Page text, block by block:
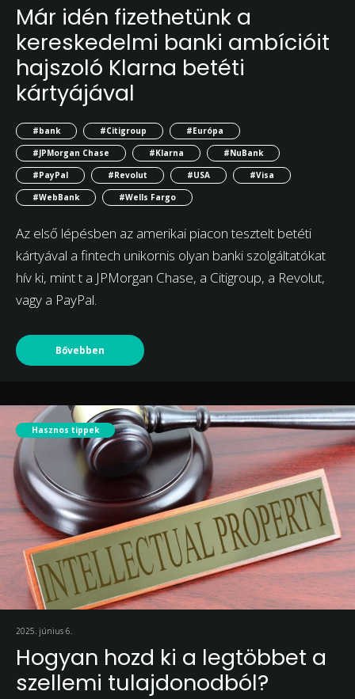
Már idén fizethetünk a
kereskedelmi banki ambícióit
hajszoló Klarna betéti
kártyájával
#bank #Citigroup
#Európa
#JPMorgan Chase
#Klarna
#NuBank
#PayPal
#Revolut #USA
#Visa
#WebBank
#Wells Fargo
Az első lépésben az amerikai piacon tesztelt betéti
kártyával a fintech unikornis olyan banki szolgáltatókat
hív ki, mint t a JPMorgan Chase, a Citigroup, a Revolut,
vagy a PayPal.
Bővebben
Hasznos tippek
2025. június 6.
Hogyan hozd ki a legtöbbet a
szellemi tulajdonodból?